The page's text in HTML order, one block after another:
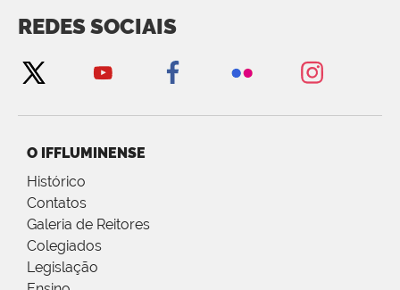
REDES SOCIAIS
O IFFLUMINENSE
Histórico
Contatos
Galeria de Reitores
Colegiados
Legislação